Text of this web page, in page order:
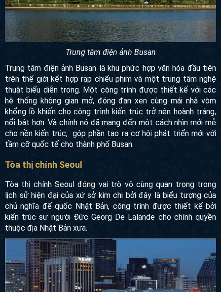
Trung tâm điện ảnh Busan
Trung tâm điện ảnh Busan là khu phức hợp văn hóa đầu
tiên trên thế giới kết hợp rạp chiếu phim và một trung tâm
nghệ thuật biểu diễn trong. Một công trình được thiết kế với
vòm khổng lồ khiến cho công trình kiến trúc trở nên hoành
mới mẻ cho nền kiến trúc, góp phần tạo ra cơ hội phát triển
mới với tầm cỡ quốc tế cho thành phố Busan.
Tòa thị chính Seoul
Tòa thị chính Seoul đóng vai trò vô cùng quan trọng trong
lịch sử hiện đại của xứ sở kim chi bởi đây là biểu tượng của
chủ nghĩa đế quốc Nhật Bản, công trình được thiết kế bởi
kiến trúc sư người Đức Georg De Lalande cho chính quyền
thuộc địa Nhật Bản xưa.